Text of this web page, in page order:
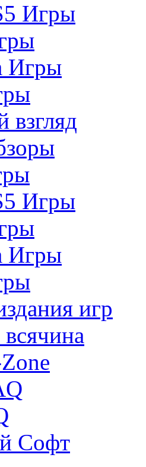
Игры
Игры
взгляд
Игры
Игры
игр
Софт